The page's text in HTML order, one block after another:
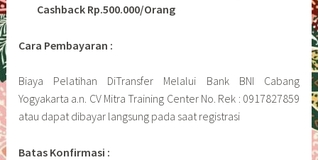
Cashback Rp.500.000/Orang
Cara Pembayaran :
Biaya Pelatihan DiTransfer Melalui Bank BNI Cabang
Yogyakarta a.n. CV Mitra Training Center No. Rek : 0917827859
atau dapat dibayar langsung pada saat registrasi
Batas Konfirmasi :